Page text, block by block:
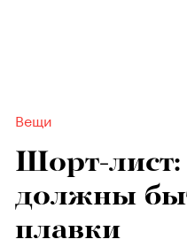
Вещи
Шорт-
должны
плавки